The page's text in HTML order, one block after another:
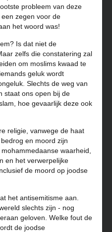
probleem van deze
zegen voor de
het woord was!
Is dat niet de
zelfs die constatering zal
om moslims kwaad te
geluk wordt
Slechts de weg van
staat ons open bij de
hoe gevaarlijk deze ook
religie, vanwege de haat
en moord zijn
waarheid,
en het verwerpelijke
de moord op joodse
het antisemitisme aan.
slechts zijn - nog
geloven. Welke fout de
de joodse